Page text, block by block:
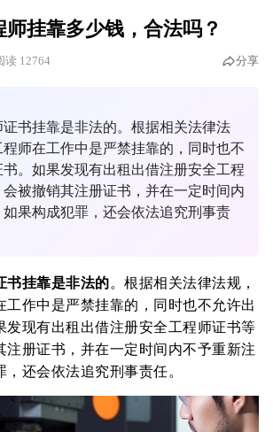
挂靠多少钱，合法吗？
读 12764 分享
书挂靠是非法的。根据相关法律法
师在工作中是严禁挂靠的，同时也不
。如果发现有出租出借注册安全工程
被撤销其注册证书，并在一定时间内
果构成犯罪，还会依法追究刑事责
书挂靠是非法的。根据相关法律法规，
工作中是严禁挂靠的，同时也不允许出
发现有出租出借注册安全工程师证书等
注册证书，并在一定时间内不予重新注
还会依法追究刑事责任。